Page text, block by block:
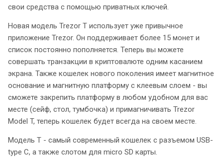
свои средства с помощью приватных ключей.
Новая модель Trezor T использует уже привычное
приложение Trezor. Он поддерживает более 15 монет и
список постоянно пополняется. Теперь вы можете
совершать транзакции в криптовалюте одним касанием
экрана. Также кошелек нового поколения имеет магнитное
основание и магнитную платформу с клеевым слоем - вы
сможете закрепить платформу в любом удобном для вас
месте (сейф, стол, тумбочка) и примагничивать Trezor
Model T, теперь кошелек будет всегда на своем месте.
Модель Т - самый современный кошелек с разъемом USB-
type C, а также слотом для micro SD карты.